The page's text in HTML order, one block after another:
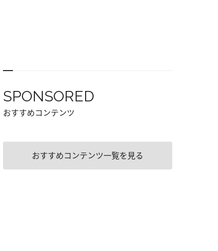
SPONSORED
おすすめコンテンツ
おすすめコンテンツ一覧を見る